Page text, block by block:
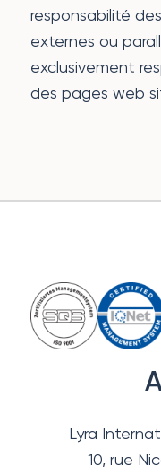
responsabilité
externes ou
exclusivement
des pages web
Lyra
10, rue